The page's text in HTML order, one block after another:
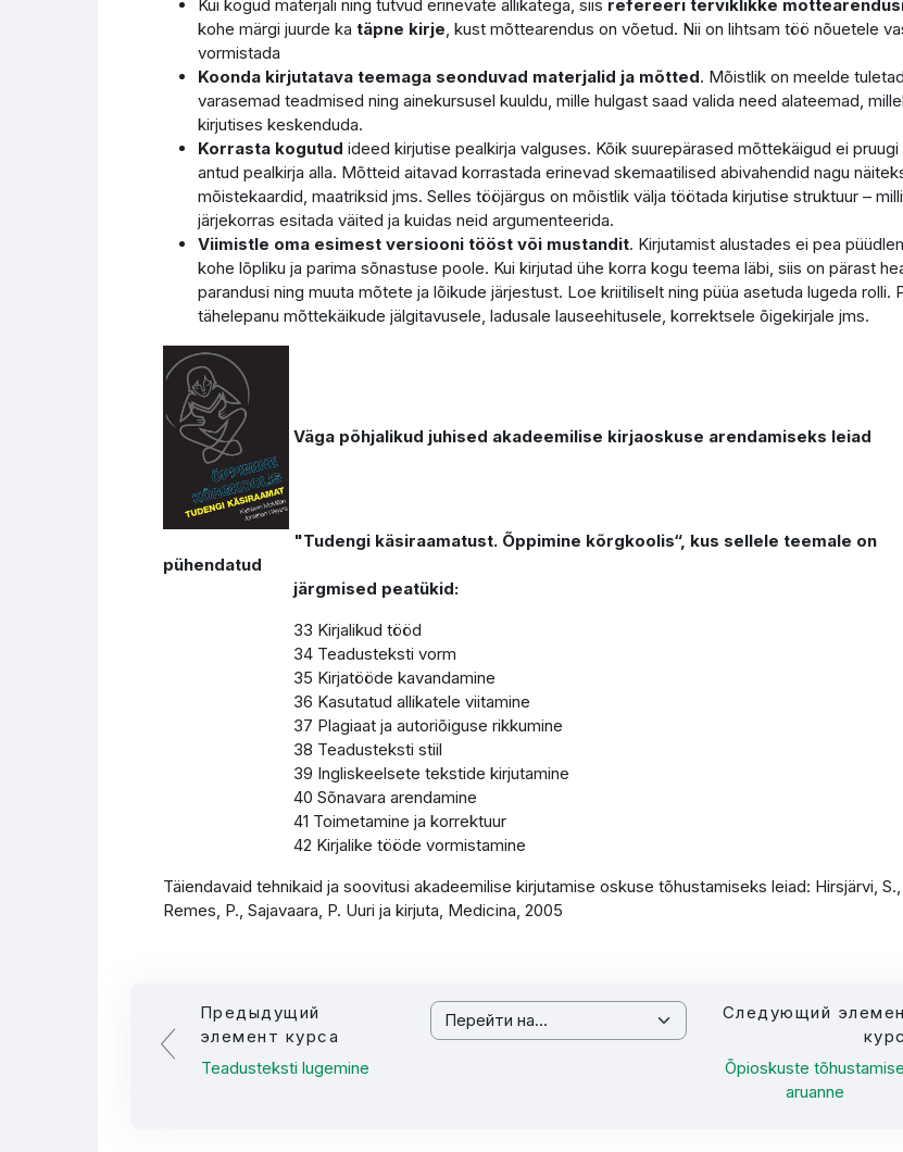
Kui kogud materjali ning tutvud erinevate allikatega, siis refereeri terviklikke
kohe märgi juurde ka täpne kirje, kust mõttearendus on võetud. Nii on lihtsam töö nõuetele
vormistada
Koonda kirjutatava teemaga seonduvad materjalid ja mõtted. Mõistlik on meelde
varasemad teadmised ning ainekursusel kuuldu, mille hulgast saad valida need alateemad,
kirjutises keskenduda.
Korrasta kogutud ideed kirjutise pealkirja valguses. Kõik suurepärased mõttekäigud ei pruugi
antud pealkirja alla. Mõtteid aitavad korrastada erinevad skemaatilised abivahendid nagu
mõistekaardid, maatriksid jms. Selles tööjärgus on mõistlik välja töötada kirjutise struktuur –
järjekorras esitada väited ja kuidas neid argumenteerida.
Viimistle oma esimest versiooni tööst või mustandit. Kirjutamist alustades ei pea
kohe lõpliku ja parima sõnastuse poole. Kui kirjutad ühe korra kogu teema läbi, siis on pärast
parandusi ning muuta mõtete ja lõikude järjestust. Loe kriitiliselt ning püüa asetuda lugeda rolli.
tähelepanu mõttekäikude jälgitavusele, ladusale lauseehitusele, korrektsele õigekirjale jms.
Väga põhjalikud juhised akadeemilise kirjaoskuse arendamiseks leiad
"Tudengi käsiraamatust. Õppimine kõrgkoolis“, kus sellele teemale on
pühendatud
järgmised peatükid:
33 Kirjalikud tööd
34 Teadusteksti vorm
35 Kirjatööde kavandamine
36 Kasutatud allikatele viitamine
37 Plagiaat ja autoriõiguse rikkumine
38 Teadusteksti stiil
39 Ingliskeelsete tekstide kirjutamine
40 Sõnavara arendamine
41 Toimetamine ja korrektuur
42 Kirjalike tööde vormistamine
Täiendavaid tehnikaid ja soovitusi akadeemilise kirjutamise oskuse tõhustamiseks leiad: Hirsjärvi, S.,
Remes, P., Sajavaara, P. Uuri ja kirjuta, Medicina, 2005
Предыдущий
элемент курса
Teadusteksti lugemine
Перейти на...
Следующий
Õpioskuste tõhustamise
aruanne